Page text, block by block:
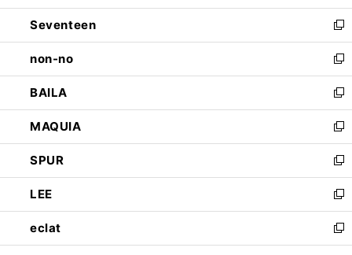
開
く
ウ
で
開
く
ン
ド
ウ
で
開
く
Seventeen
新
し
い
ウ
ィ
ン
ド
ウ
で
開
く
non-no
新
し
い
ウ
ィ
ン
ド
ウ
で
開
く
BAILA
新
し
い
ウ
ィ
ン
ド
ウ
で
開
MAQUIA
新
し
い
ウ
ィ
ン
ド
ウ
SPUR
新
し
い
ウ
ィ
ン
LEE
新
し
い
ウ
eclat
新
し